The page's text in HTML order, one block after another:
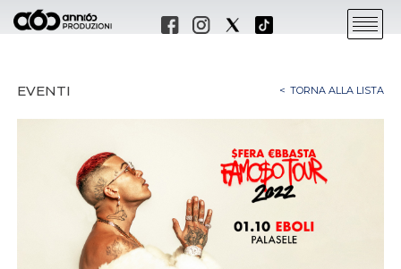
EVENTI TORNA ALLA LISTA